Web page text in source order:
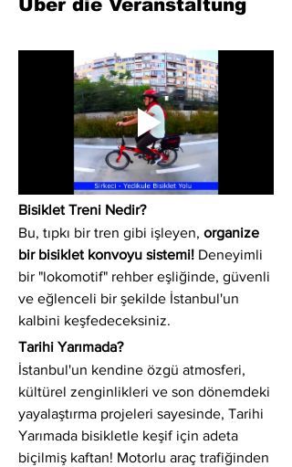
Über die Veranstaltung
Bisiklet Treni Nedir?
Bu, tıpkı bir tren gibi işleyen, organize
bir bisiklet konvoyu sistemi! Deneyimli
bir "lokomotif" rehber eşliğinde, güvenli
ve eğlenceli bir şekilde İstanbul'un
kalbini keşfedeceksiniz.
Tarihi Yarımada?
İstanbul'un kendine özgü atmosferi,
kültürel zenginlikleri ve son dönemdeki
yayalaştırma projeleri sayesinde, Tarihi
Yarımada bisikletle keşif için adeta
biçilmiş kaftan! Motorlu araç trafiğinden